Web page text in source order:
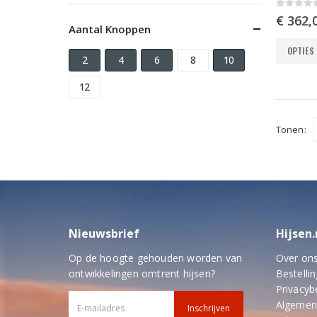
€
OPTIES
Dit
Tonen:
Aantal Knoppen
2 4 6 8
10
12
Nieuwsbrief
Op de hoogte gehouden worden van
ontwikkelingen omtrent hijsen?
Over ons